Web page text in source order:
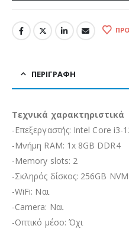
ΠΕΡΙΓΡΑΦΉ
Τεχνικά χαρακτηριστικά
-Επεξεργαστής: Intel Core i3-
-Μνήμη RAM: 1x 8GB DDR4
-Memory slots: 2
-Σκληρός δίσκος: 256GB
-WiFi: Ναι
-Camera: Ναι
-Οπτικό μέσο: Όχι